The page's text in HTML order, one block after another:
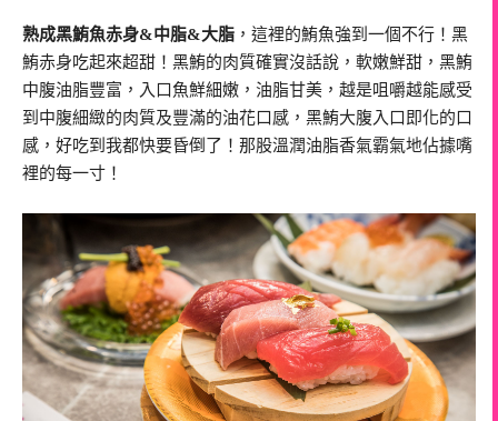
熟成黑鮪魚赤身&中脂&大脂 ，這裡的鮪魚強到一個不行！黑
鮪赤身吃起來超甜！黑鮪的肉質確實沒話說，軟嫩鮮甜，黑鮪
中腹油脂豐富，入口魚鮮細嫩，油脂甘美，越是咀嚼越能感受
到中腹細緻的肉質及豐滿的油花口感，黑鮪大腹入口即化的口
感，好吃到我都快要昏倒了！那股溫潤油脂香氣霸氣地佔據嘴
裡的每一寸！